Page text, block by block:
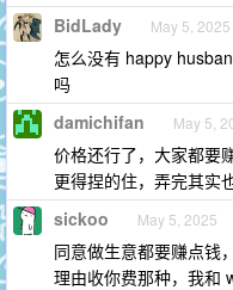
BidLady May 5, 2025
怎么没有 happy
吗
damichifan May 5,
价格还行了，大家都要
更得捏的住，弄完其实
sickoo May 5, 2025
同意做生意都要赚点钱
理由收你费那种，我和